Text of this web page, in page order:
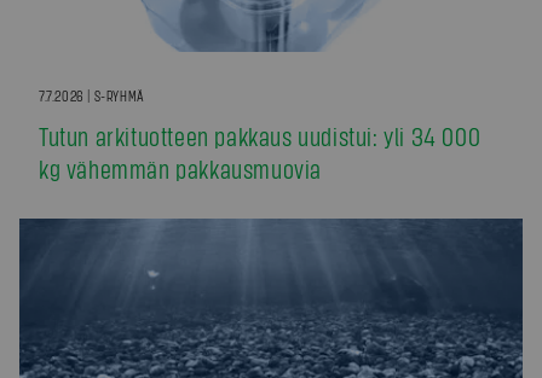
7.7.2026 | S-RYHMÄ
Tutun arkituotteen pakkaus uudistui: yli 34 000
kg vähemmän pakkausmuovia